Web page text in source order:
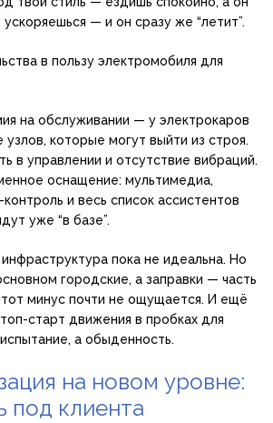
ускоряешься — и он сразу же “летит”.
в пользу электромобиля для
на обслуживании — у электрокаров
узлов, которые могут выйти из строя.
в управлении и отсутствие вибраций.
оснащение: мультимедиа,
и весь список ассистентов
уже “в базе”.
пока не идеальна. Но
городские, а заправки — часть
минус почти не ощущается. И ещё
старт движения в пробках для
а обыденность.
на новом уровне:
под клиента